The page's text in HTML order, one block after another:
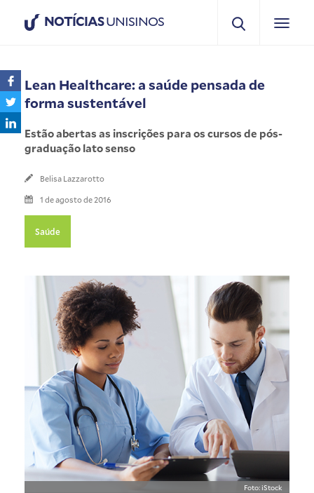
NOTÍCIASUNISINOS
Lean Healthcare: a saúde pensada de
forma sustentável
Estão abertas as inscrições para os cursos de pós-
graduação lato senso
Belisa Lazzarotto
1 de agosto de 2016
Saúde
Foto: iStock